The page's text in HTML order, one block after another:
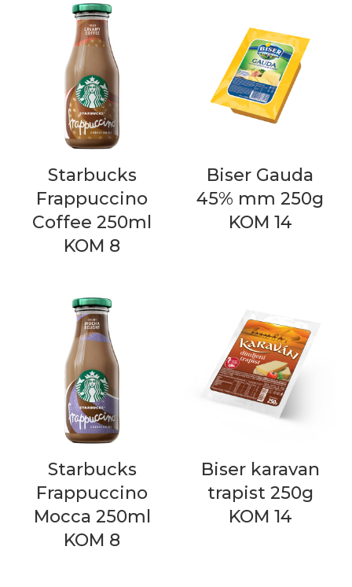
Starbucks
Frappuccino
Coffee 250ml
KOM 8
Biser Gauda
45% mm 250g
KOM 14
Starbucks
Frappuccino
Mocca 250ml
KOM 8
Biser karavan
trapist 250g
KOM 14